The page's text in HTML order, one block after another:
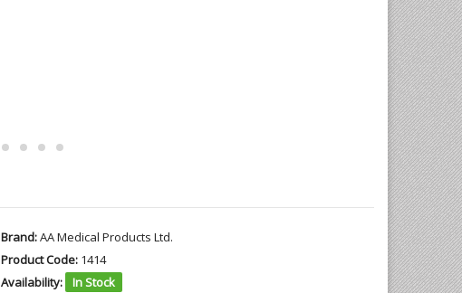
Brand:AA Medical Products Ltd.
Product Code:1414
Availability:
In Stock